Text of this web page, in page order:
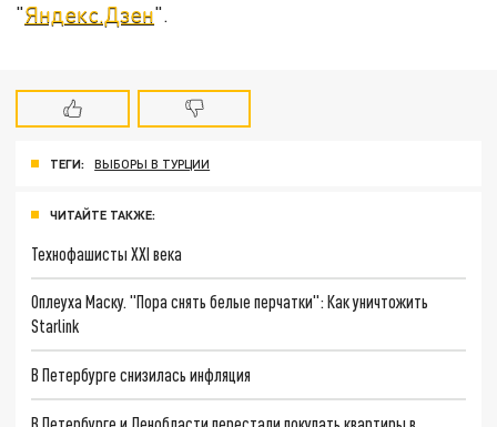
"Яндекс.Дзен".
ТЕГИ: ВЫБОРЫ В ТУРЦИИ
ЧИТАЙТЕ ТАКЖЕ:
Технофашисты XXI века
Оплеуха Маску. "Пора снять белые перчатки": Как уничтожить
Starlink
В Петербурге снизилась инфляция